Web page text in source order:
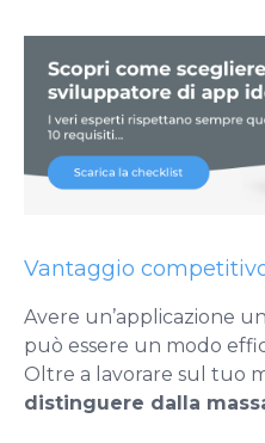
Vantaggio
Avere un’applicazione
può essere un modo
Oltre a lavorare sul tuo
distinguere dalla